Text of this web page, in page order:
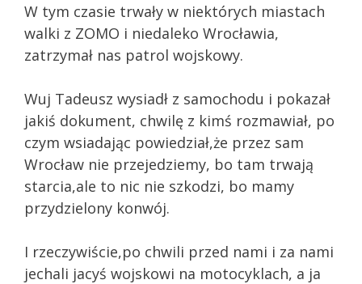
W tym czasie trwały w niektórych miastach
walki z ZOMO i niedaleko Wrocławia,
zatrzymał nas patrol wojskowy.
Wuj Tadeusz wysiadł z samochodu i pokazał
jakiś dokument, chwilę z kimś rozmawiał, po
czym wsiadając powiedział,że przez sam
Wrocław nie przejedziemy, bo tam trwają
starcia,ale to nic nie szkodzi, bo mamy
przydzielony konwój.
I rzeczywiście,po chwili przed nami i za nami
jechali jacyś wojskowi na motocyklach, a ja